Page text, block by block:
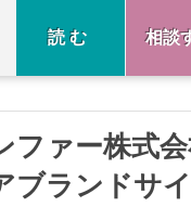
読む 相談
ファー株式
ブランドサ